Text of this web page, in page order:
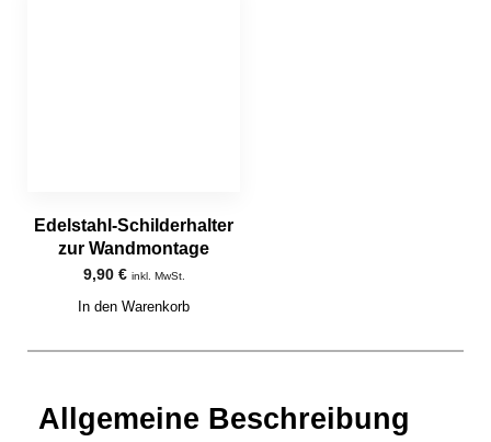
Edelstahl-Schilderhalter
zur Wandmontage
9,90 € inkl. MwSt.
In den Warenkorb
Allgemeine Beschreibung